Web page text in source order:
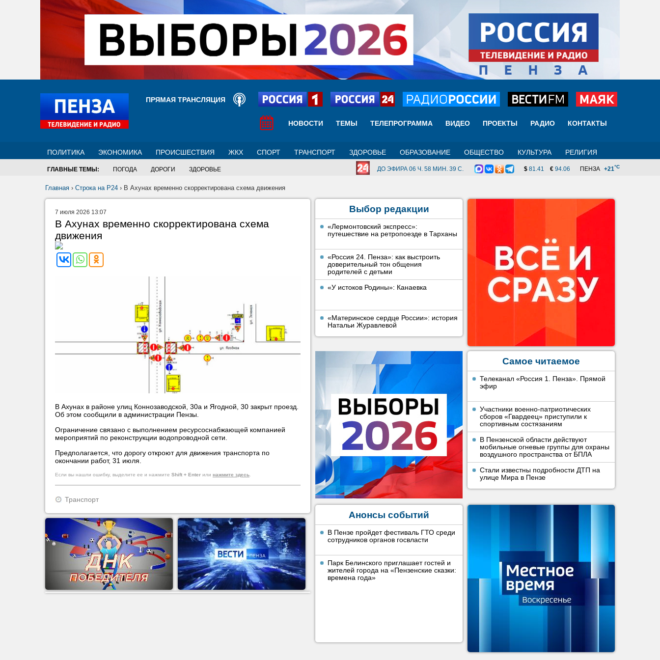
ПРЯМАЯ ТРАНСЛЯЦИЯ
НОВОСТИ ТЕМЫ ТЕЛЕПРОГРАММА ВИДЕО ПРОЕКТЫ РАДИО КОНТАКТЫ
ПОЛИТИКА ЭКОНОМИКА ПРОИСШЕСТВИЯ ЖКХ СПОРТ ТРАНСПОРТ ЗДОРОВЬЕ ОБРАЗОВАНИЕ ОБЩЕСТВО КУЛЬТУРА РЕЛИГИЯ
ГЛАВНЫЕ ТЕМЫ: ПОГОДА ДОРОГИ ЗДОРОВЬЕ ПЕНЗА +21°C
$ 81.41 € 94.06
ДО ЭФИРА 06 Ч. 58 МИН. 39 C.
Главная › Строка на Р24 › В Ахунах временно скорректирована схема движения
Выбор редакции
«Лермонтовский экспресс»:
путешествие на ретропоезде в Тарханы
«Россия 24. Пенза»: как выстроить
доверительный тон общения
родителей с детьми
«У истоков Родины»: Канаевка
«Материнское сердце России»: история
Натальи Журавлевой
Самое читаемое
Телеканал «Россия 1. Пенза». Прямой
эфир
Участники военно-патриотических
сборов «Гвардеец» приступили к
спортивным состязаниям
В Пензенской области действуют
мобильные огневые группы для охраны
воздушного пространства от БПЛА
Стали известны подробности ДТП на
улице Мира в Пензе
Анонсы событий
В Пензе пройдет фестиваль ГТО среди
сотрудников органов госвласти
Парк Белинского приглашает гостей и
жителей города на «Пензенские сказки:
времена года»
7 июля 2026 13:07
В Ахунах временно скорректирована схема
движения
В Ахунах в районе улиц Коннозаводской, 30а и Ягодной, 30 закрыт проезд.
Об этом сообщили в администрации Пензы.
Ограничение связано с выполнением ресурсоснабжающей компанией
мероприятий по реконструкции водопроводной сети.
Предполагается, что дорогу откроют для движения транспорта по
окончании работ, 31 июля.
Если вы нашли ошибку, выделите ее и нажмите Shift + Enter или нажмите здесь
Транспорт